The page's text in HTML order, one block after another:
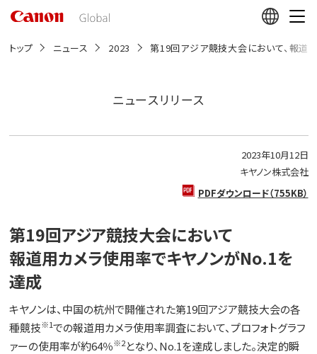
動
トップ ニュース 2023 第19回アジア競技大会において、報道
ニュースリリース
2023年10月12日
キヤノン株式会社
PDFダウンロード（755KB）
第19回アジア競技大会において
報道用カメラ使用率でキヤノンがNo.1を
達成
キヤノンは、中国の杭州で開催された第19回アジア競技大会の各
種競技※1での報道用カメラ使用率調査において、プロフォトグラフ
ァーの使用率が約64％※2となり、No.1を達成しました。決定的瞬